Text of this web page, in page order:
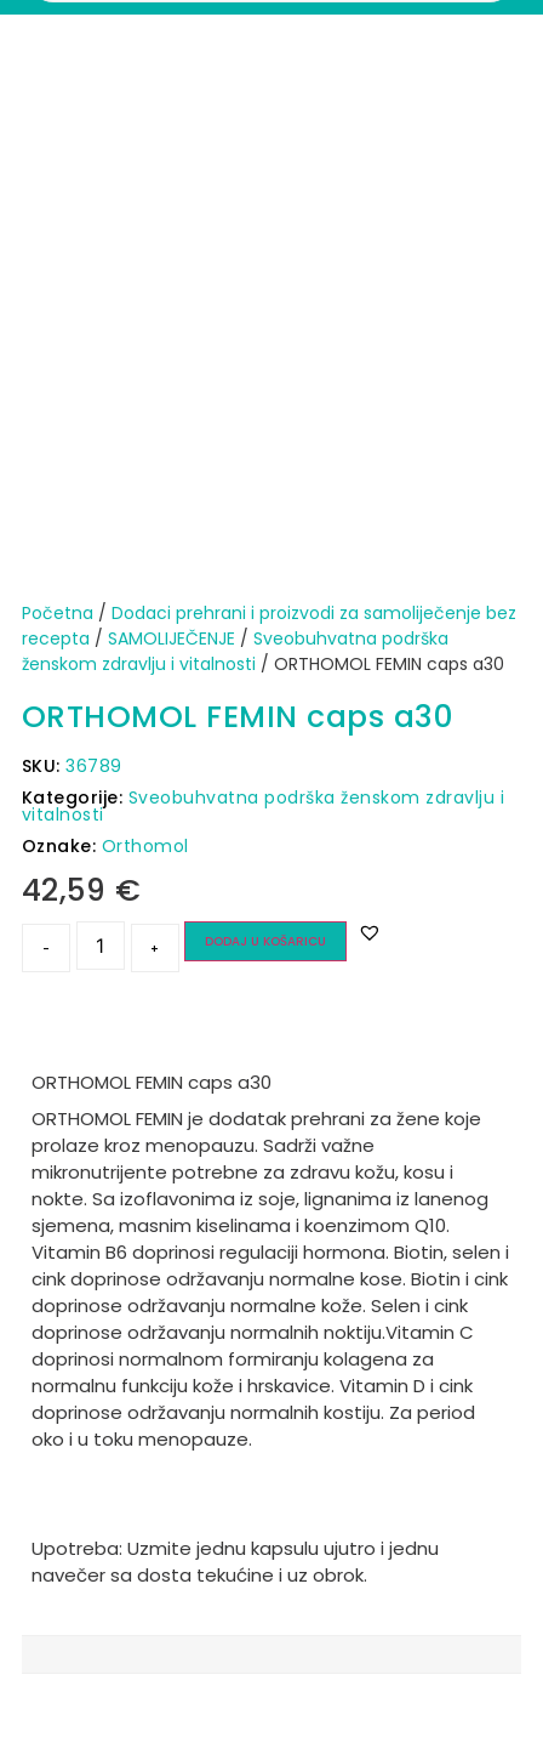
Početna / Dodaci prehrani i proizvodi za samoliječenje bez
recepta / SAMOLIJEČENJE / Sveobuhvatna podrška
ženskom zdravlju i vitalnosti / ORTHOMOL FEMIN caps a30
ORTHOMOL FEMIN caps a30
SKU:36789
Kategorije: Sveobuhvatna podrška ženskom zdravlju i
vitalnosti
Oznake: Orthomol
42,59 €
- + DODAJ U KOŠARICU
ORTHOMOL FEMIN caps a30
ORTHOMOL FEMIN je dodatak prehrani za žene koje
prolaze kroz menopauzu. Sadrži važne
mikronutrijente potrebne za zdravu kožu, kosu i
nokte. Sa izoflavonima iz soje, lignanima iz lanenog
sjemena, masnim kiselinama i koenzimom Q10.
Vitamin B6 doprinosi regulaciji hormona. Biotin, selen i
cink doprinose održavanju normalne kose. Biotin i cink
doprinose održavanju normalne kože. Selen i cink
doprinose održavanju normalnih noktiju.Vitamin C
doprinosi normalnom formiranju kolagena za
normalnu funkciju kože i hrskavice. Vitamin D i cink
doprinose održavanju normalnih kostiju. Za period
oko i u toku menopauze.
Upotreba: Uzmite jednu kapsulu ujutro i jednu
navečer sa dosta tekućine i uz obrok.